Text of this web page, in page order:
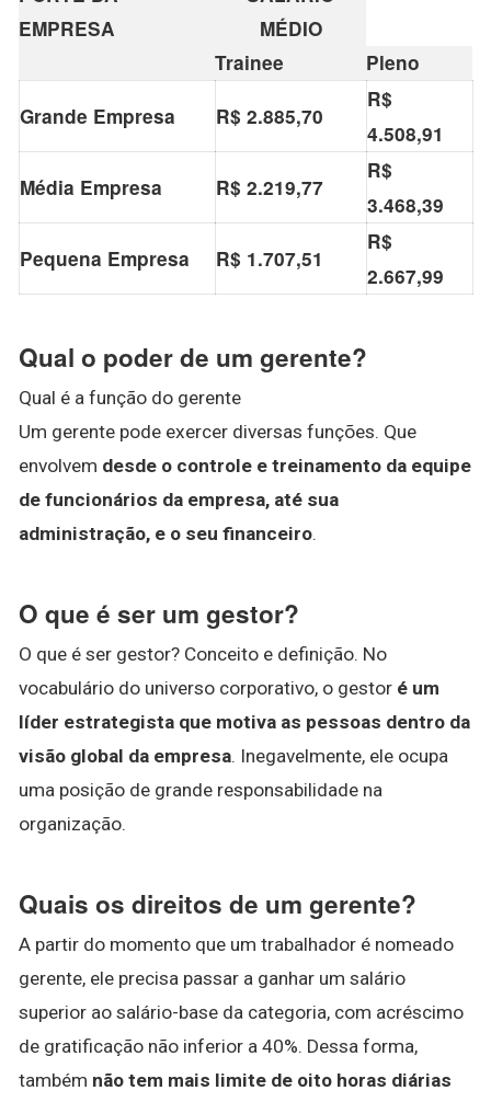
EMPRESA
MÉDIO
Trainee
Pleno
Grande Empresa R$ 2.885,70
R$
4.508,91
Média Empresa R$ 2.219,77
R$
3.468,39
Pequena Empresa R$ 1.707,51
R$
2.667,99
Qual o poder de um gerente?
Qual é a função do gerente
Um gerente pode exercer diversas funções. Que
envolvem desde o controle e treinamento da equipe
de funcionários da empresa, até sua
administração, e o seu financeiro.
O que é ser um gestor?
O que é ser gestor? Conceito e definição. No
vocabulário do universo corporativo, o gestor é um
líder estrategista que motiva as pessoas dentro da
visão global da empresa. Inegavelmente, ele ocupa
uma posição de grande responsabilidade na
organização.
Quais os direitos de um gerente?
A partir do momento que um trabalhador é nomeado
gerente, ele precisa passar a ganhar um salário
superior ao salário-base da categoria, com acréscimo
de gratificação não inferior a 40%. Dessa forma,
também não tem mais limite de oito horas diárias